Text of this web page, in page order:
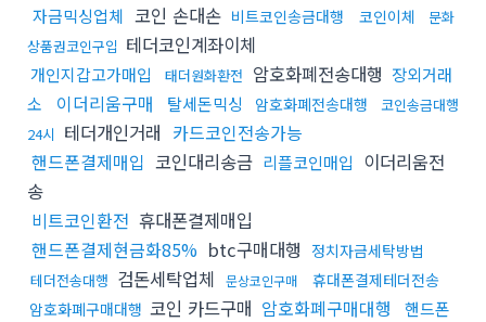
자금믹싱업체 코인 손대손 비트코인송금대행 코인이체
문화
상품권코인구입 테더코인계좌이체
개인지갑고가매입 태더원화환전 암호화폐전송대행 장외거래
소
이더리움구매 탈세돈믹싱 암호화폐전송대행
코인송금대행
24시 테더개인거래 카드코인전송가능
핸드폰결제매입 코인대리송금 리플코인매입 이더리움전
송
비트코인환전 휴대폰결제매입
핸드폰결제현금화85% btc구매대행 정치자금세탁방법
테더전송대행 검돈세탁업체 문상코인구매
휴대폰결제테더전송
암호화폐구매대행 코인 카드구매 암호화폐구매대행
핸드폰